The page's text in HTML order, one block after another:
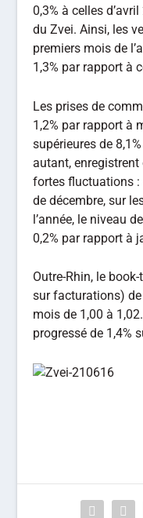
0,3% à celles
du Zvei. Ainsi, les
premiers mois de
1,3% par rapport à
Les prises de
1,2% par rapport à
supérieures de
autant,
fortes fluctuations :
de décembre, sur
l’année, le niveau
0,2% par rapport à
Outre-Rhin, le
sur facturations)
mois de 1,00 à
progressé de 1,4%